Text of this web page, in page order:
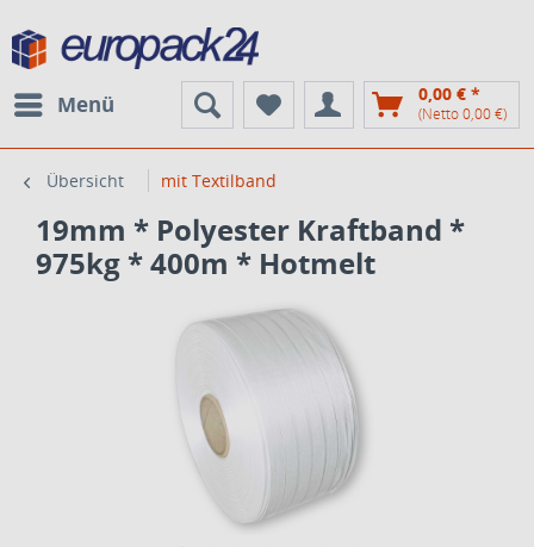
Menü 0,00 € *
(Netto 0,00 €)
Übersicht mit Textilband
19mm * Polyester Kraftband *
975kg * 400m * Hotmelt